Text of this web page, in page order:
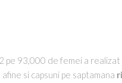
pe 93,000 de femei a
si capsuni pe saptamana